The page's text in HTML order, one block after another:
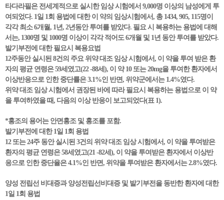
타다라필은 전세계적으로 실시한 임상 시험에서 9,000명 이상의 남성에게 투
여되었다. 1일 1회 용법에 대한 이 약의 임상시험에서, 총 1434, 905, 115명이
각각 최소 6개월, 1년, 2년동안 투여를 받았다. 필요 시 복용하는 용법에 대해
서는, 1300명 및 1000명 이상이 각각 적어도 6개월 및 1년 동안 투여를 받았다.
발기부전에 대한 필요시 복용요법
12주동안 실시된 8건의 주요 위약 대조 임상 시험에서, 이 약을 투여 받은 환
자의 평균 연령은 59세였고(22 -88세), 이 약 10 또는 20mg을 투여한 환자에서
이상반응으로 인한 중단률은 3.1%인 반면, 위약군에서는 1.4%였다.
위약 대조 임상 시험에서 권장된 바에 따라 필요시 복용하는 용법으로 이 약
을 투여하였을 때, 다음의 이상 반응이 보고되었다(표 1).
*홍조의 용어는 안면홍조 및 홍조를 포함.
발기부전에 대한 1일 1회 용법
12 또는 24주 동안 실시된 3건의 위약 대조 임상 시험에서, 이 약을 투여받은
환자의 평균 연령은 58세였고(21 -82세), 이 약을 투여받은 환자에서 이상반
응으로 인한 중단율은 4.1%인 반면, 위약을 투여받은 환자에서는 2.8%였다.
양성 전립선 비대증과 양성전립선비대증 및 발기부전을 동반한 환자에 대한
1일 1회 용법